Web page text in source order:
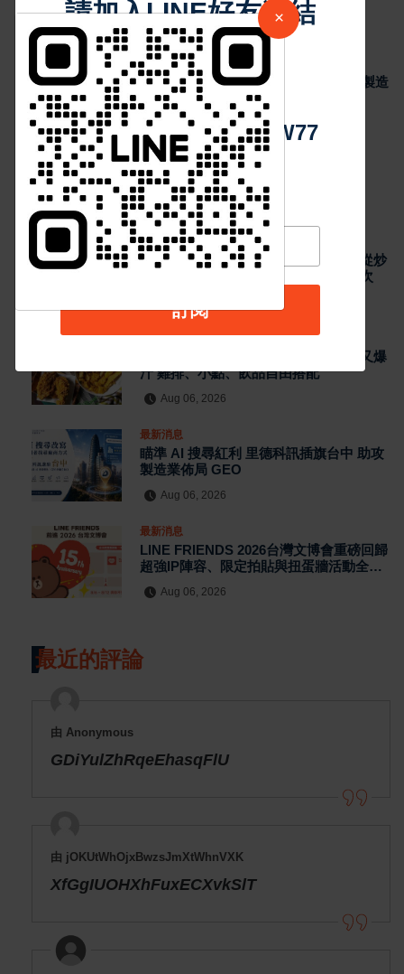
45 Aug 06, 2026
最新消息
瞄準 AI 搜尋紅利 里德科訊插旗台中 助攻製造
業佈局 GEO
48 Aug 06, 2026
熱門新聞
最新消息
泰籍媳婦主廚打造關埔人氣泰式料理 從炒
河粉到咖哩 展現現點現做南洋風味層次
最新消息
雲林宵夜美食 北港人氣炸雞外酥內嫩又爆
汁 雞排、小點、飲品自由搭配
Aug 06, 2026
最新消息
瞄準 AI 搜尋紅利 里德科訊插旗台中 助攻
製造業佈局 GEO
Aug 06, 2026
最新消息
LINE FRIENDS 2026台灣文博會重磅回歸
超強IP陣容、限定拍貼與扭蛋牆活動全公
Aug 06, 2026
最近的評論
由 Anonymous
GDiYulZhRqeEhasqFlU
由 jOKUtWhOjxBwzsJmXtWhnVXK
XfGgIUOHXhFuxECXvkSlT
請加入LINE好友連結
中 華 超 傳 媒
Https://reurl.cc/adqW77
訂閱
×